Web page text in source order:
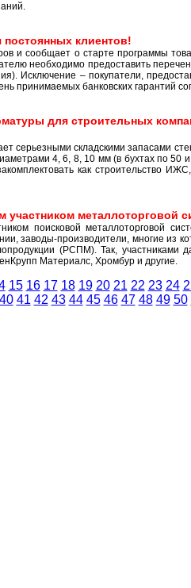
клиентов!
и сообщает о старте программы
необходимо предоставить
Исключение – покупатели,
принимаемых банковских гарантий
для строительных
серьезными складскими запасами
4, 6, 8, 10 мм (в бухтах по 50
как строительство
металлоторговой
поисковой металлоторговой
заводы-производители, многие из
(РСПМ). Так, участниками
Материалс, Хромбур и другие.
15 16 17 18 19 20 21 22 23 24
40 41 42 43 44 45 46 47 48 49 50